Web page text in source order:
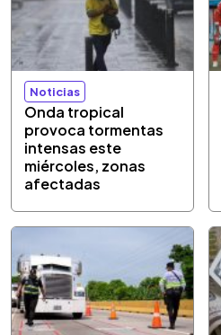
Noticias
Onda tropical
provoca tormentas
intensas este
miércoles, zonas
afectadas